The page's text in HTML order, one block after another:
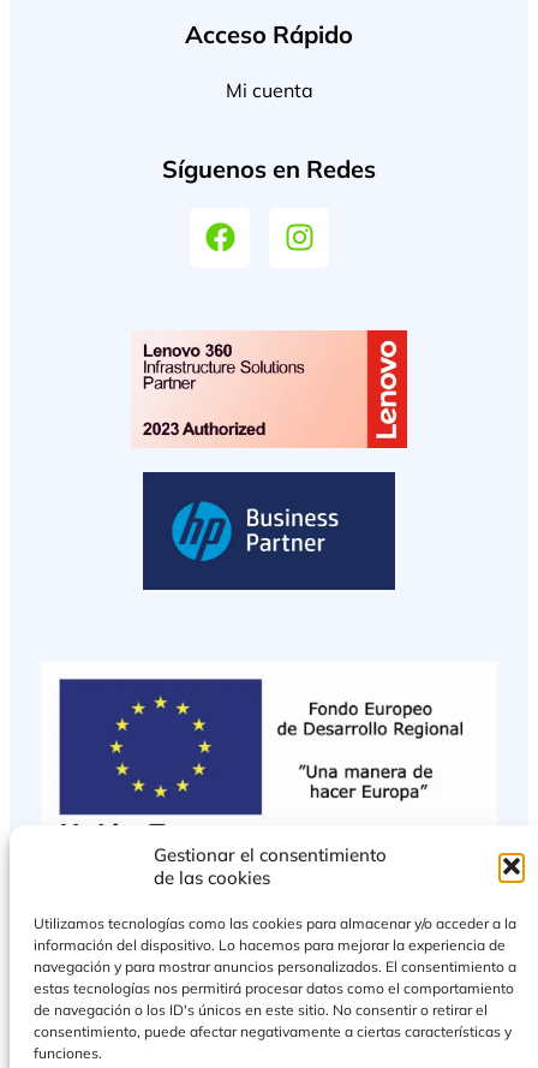
Gestionar el consentimiento
de las cookies
Utilizamos tecnologías como las cookies para almacenar y/o acceder a la
información del dispositivo. Lo hacemos para mejorar la experiencia de
navegación y para mostrar anuncios personalizados. El consentimiento a
estas tecnologías nos permitirá procesar datos como el comportamiento
de navegación o los ID's únicos en este sitio. No consentir o retirar el
consentimiento, puede afectar negativamente a ciertas características y
funciones.
Acceso Rápido
Mi cuenta
Síguenos en Redes
PROYECTO COFINANCIADO POR EL FONDO EUROPEO DE DESARROLLO